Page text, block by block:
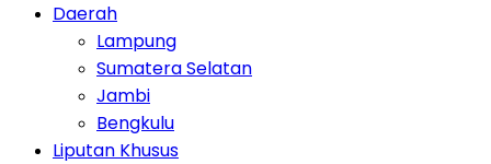
Daerah
Lampung
Sumatera Selatan
Jambi
Bengkulu
Liputan Khusus